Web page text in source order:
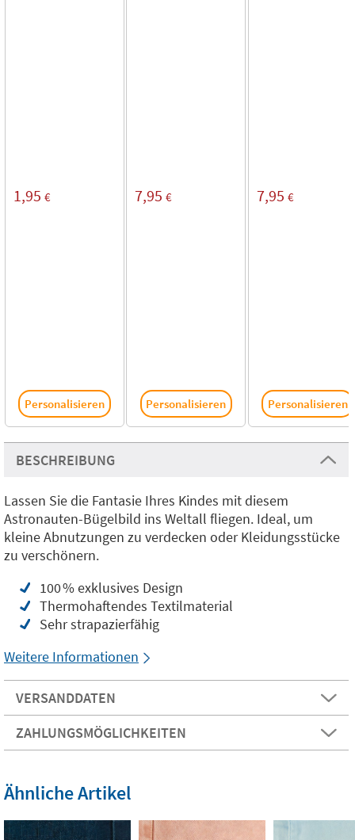
1,95 €
Personalisieren
7,95 €
Personalisieren
7,95 €
Personalisieren
BESCHREIBUNG
Lassen Sie die Fantasie Ihres Kindes mit diesem
Astronauten-Bügelbild ins Weltall fliegen. Ideal, um
kleine Abnutzungen zu verdecken oder Kleidungsstücke
zu verschönern.
100 % exklusives Design
Thermohaftendes Textilmaterial
Sehr strapazierfähig
Weitere Informationen
VERSANDDATEN
ZAHLUNGSMÖGLICHKEITEN
Ähnliche Artikel